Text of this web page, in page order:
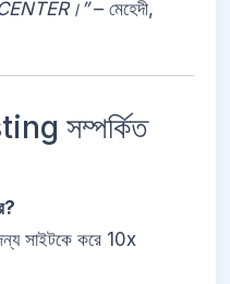
– মেহেদী,
সম্পর্কিত
সাইটকে করে 10x